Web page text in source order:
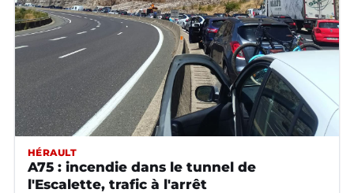
HÉRAULT
A75 : incendie dans le tunnel de
l'Escalette, trafic à l'arrêt